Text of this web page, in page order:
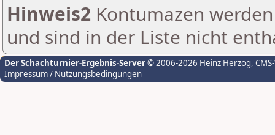
Hinweis2 Kontumazen
und sind in der Liste nicht
Der Schachturnier-Ergebnis-Server© 2006-2026 Heinz Herzog,
Impressum / Nutzungsbedingungen